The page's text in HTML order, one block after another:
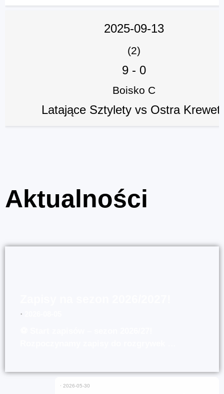
2025-09-13
(2)
9 - 0
Boisko C
Latające Sztylety vs Ostra
Aktualności
⋅
⋅ 2026-05-30